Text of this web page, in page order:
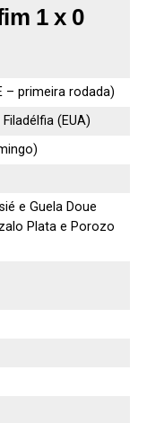
1 x 0
– primeira rodada)
(EUA)
e Guela Doue
Plata e Porozo